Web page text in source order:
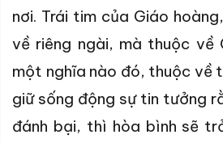
nơi. Trái tim của Giáo
về riêng ngài, mà thuộc về
một nghĩa nào đó, thuộc về
giữ sống động sự tin tưởng
đánh bại, thì hòa bình sẽ